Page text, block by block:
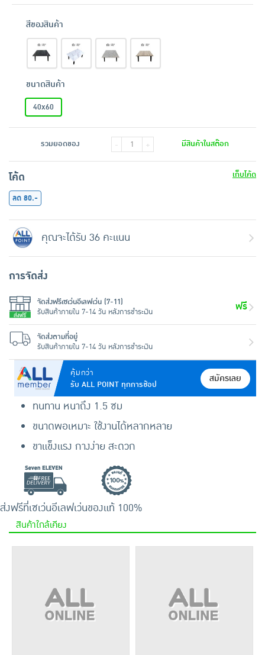
คุ้มกว่า
รับ ALL POINT ทุกการช้อป
สมัครเลย
ทนทาน หนาถึง 1.5 ซม
ขนาดพอเหมาะ ใช้งานได้หลากหลาย
ขาแข็งแรง กางง่าย สะดวก
สีของสินค้า
ขนาดสินค้า
40x60
รวมยอดของ - + มีสินค้าในสต๊อก
โค้ด
เก็บโค้ด
ลด 80.-
คุณจะได้รับ 36 คะแนน
การจัดส่ง
จัดส่งฟรีเซเว่นอีเลฟเว่น (7-11)
รับสินค้าภายใน 7-14 วัน หลังการชำระเงิน
ฟรี
จัดส่งตามที่อยู่
รับสินค้าภายใน 7-14 วัน หลังการชำระเงิน
ส่งฟรีที่เซเว่นอีเลฟเว่นของแท้ 100%
สินค้าใกล้เคียง